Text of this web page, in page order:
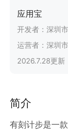
应用宝
开发者： 深圳
运营者： 深圳
2026.7.28更新
简介
有刻计步是一